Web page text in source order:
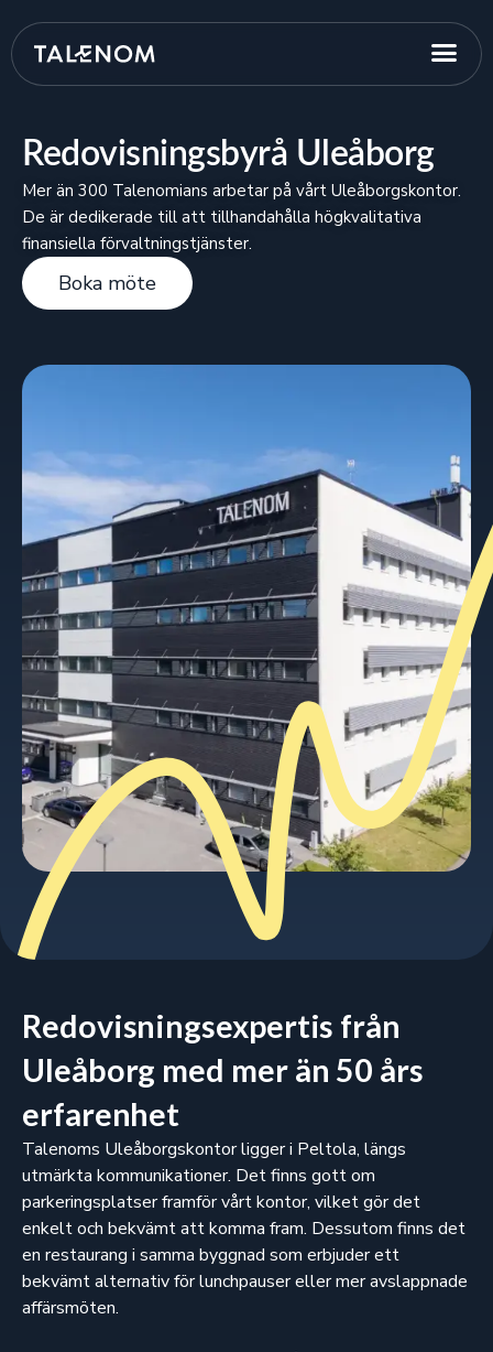
Redovisningsbyrå Uleåborg
Mer än 300 Talenomians arbetar på vårt Uleåborgskontor.
De är dedikerade till att tillhandahålla högkvalitativa
finansiella förvaltningstjänster.
Boka möte
Redovisningsexpertis från
Uleåborg med mer än 50 års
erfarenhet
Talenoms Uleåborgskontor ligger i Peltola, längs
utmärkta kommunikationer. Det finns gott om
parkeringsplatser framför vårt kontor, vilket gör det
enkelt och bekvämt att komma fram. Dessutom finns det
en restaurang i samma byggnad som erbjuder ett
bekvämt alternativ för lunchpauser eller mer avslappnade
affärsmöten.